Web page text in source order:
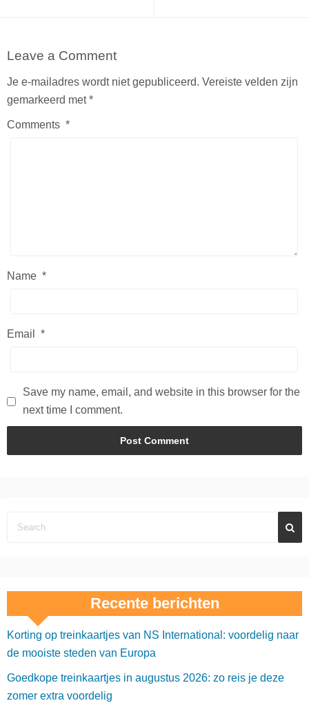
Leave a Comment
Je e-mailadres wordt niet gepubliceerd. Vereiste velden zijn
gemarkeerd met*
Comments *
Name *
Email *
Save my name, email, and website in this browser for the
next time I comment.
Recente berichten
Korting op treinkaartjes van NS International: voordelig naar
de mooiste steden van Europa
Goedkope treinkaartjes in augustus 2026: zo reis je deze
zomer extra voordelig